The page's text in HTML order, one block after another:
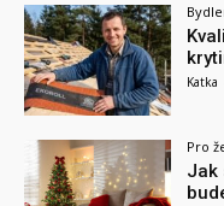
Katka
Pro
Jak